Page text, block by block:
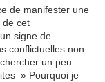
de manifester une
de cet
signe de
conflictuelles non
un peu
» Pourquoi je